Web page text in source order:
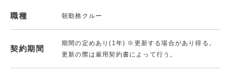
職種 朝勤務クルー
契約期間
期間の定めあり(1年) ※更新する場合があり得る。
更新の際は雇用契約書によって行う。